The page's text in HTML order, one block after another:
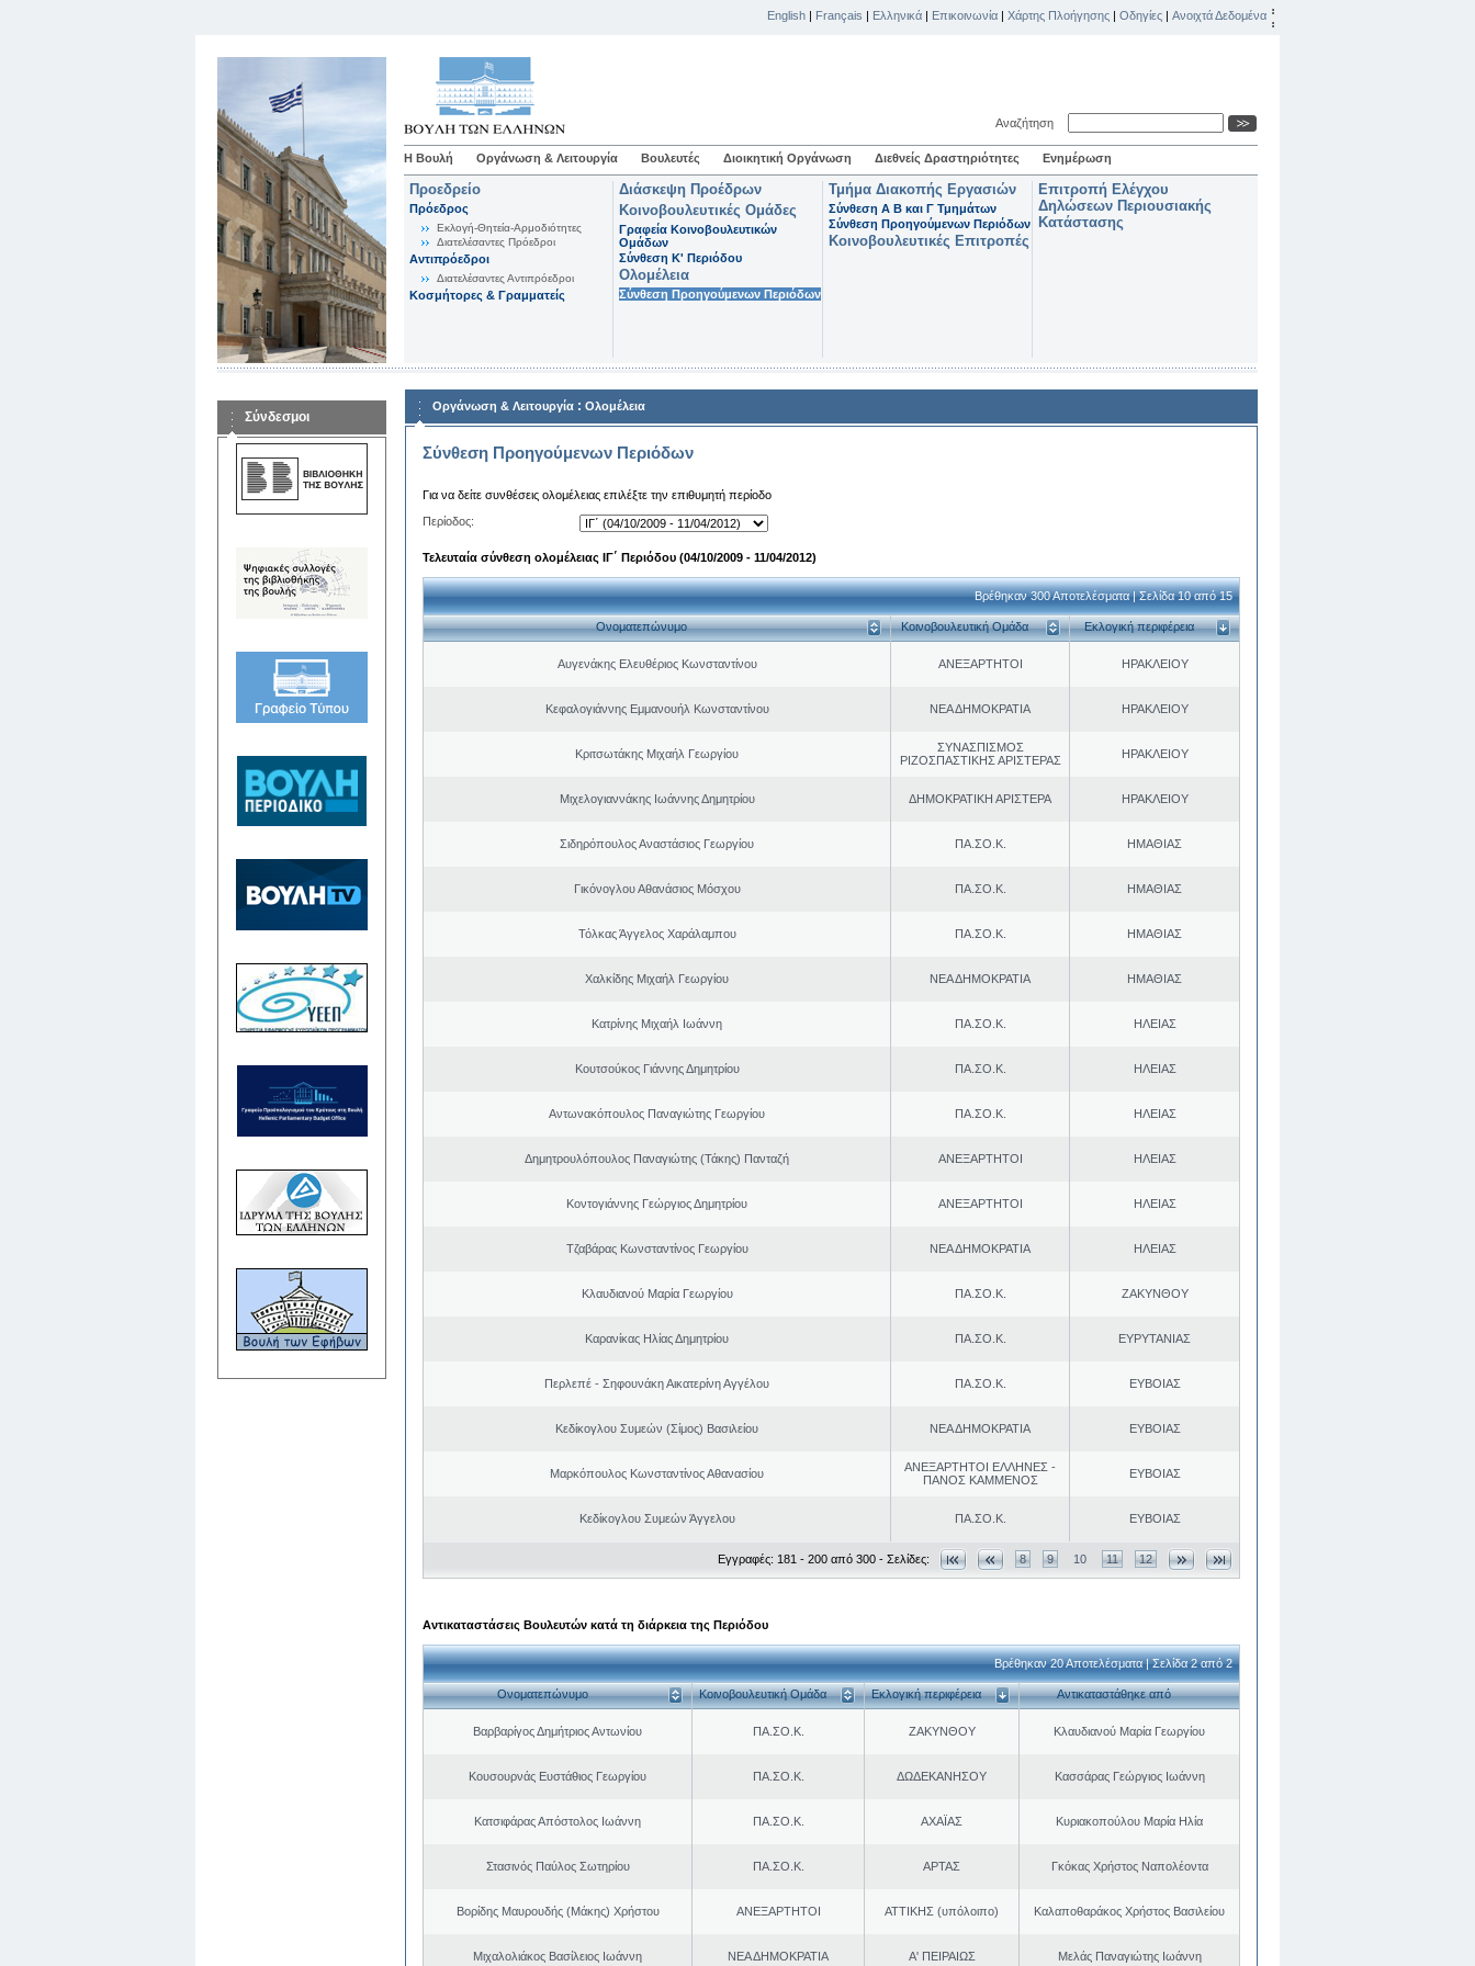
English | Français | Ελληνικά | Επικοινωνία | Χάρτης Πλοήγησης | Οδηγίες | Ανοιχτά Δεδομένα
Αναζήτηση
Η Βουλή Οργάνωση & Λειτουργία Βουλευτές Διοικητική Οργάνωση Διεθνείς Δραστηριότητες Ενημέρωση
Προεδρείο
Πρόεδρος
Εκλογή-Θητεία-Αρμοδιότητες
Διατελέσαντες Πρόεδροι
Αντιπρόεδροι
Διατελέσαντες Αντιπρόεδροι
Κοσμήτορες & Γραμματείς
Διάσκεψη Προέδρων
Κοινοβουλευτικές Ομάδες
Γραφεία Κοινοβουλευτικών
Ομάδων
Σύνθεση K' Περιόδου
Ολομέλεια
Σύνθεση Προηγούμενων Περιόδων
Τμήμα Διακοπής Εργασιών
Σύνθεση Α Β και Γ Τμημάτων
Σύνθεση Προηγούμενων Περιόδων
Κοινοβουλευτικές Επιτροπές
Επιτροπή Ελέγχου
Δηλώσεων Περιουσιακής
Κατάστασης
Σύνδεσμοι
Οργάνωση & Λειτουργία : Ολομέλεια
Σύνθεση Προηγούμενων Περιόδων
Για να δείτε συνθέσεις ολομέλειας επιλέξτε την επιθυμητή περίοδο
Περίοδος:
Τελευταία σύνθεση ολομέλειας ΙΓ΄ Περιόδου (04/10/2009 - 11/04/2012)
Βρέθηκαν 300 Αποτελέσματα | Σελίδα 10 από 15
Ονοματεπώνυμο Κοινοβουλευτική Ομάδα Εκλογική περιφέρεια
Αυγενάκης Ελευθέριος Κωνσταντίνου ΑΝΕΞΑΡΤΗΤΟΙ ΗΡΑΚΛΕΙΟΥ
Κεφαλογιάννης Εμμανουήλ Κωνσταντίνου ΝΕΑ ΔΗΜΟΚΡΑΤΙΑ ΗΡΑΚΛΕΙΟΥ
Κριτσωτάκης Μιχαήλ Γεωργίου
ΣΥΝΑΣΠΙΣΜΟΣ
ΡΙΖΟΣΠΑΣΤΙΚΗΣ ΑΡΙΣΤΕΡΑΣ
ΗΡΑΚΛΕΙΟΥ
Μιχελογιαννάκης Ιωάννης Δημητρίου ΔΗΜΟΚΡΑΤΙΚΗ ΑΡΙΣΤΕΡΑ ΗΡΑΚΛΕΙΟΥ
Σιδηρόπουλος Αναστάσιος Γεωργίου ΠΑ.ΣΟ.Κ. ΗΜΑΘΙΑΣ
Γικόνογλου Αθανάσιος Μόσχου ΠΑ.ΣΟ.Κ. ΗΜΑΘΙΑΣ
Τόλκας Άγγελος Χαράλαμπου ΠΑ.ΣΟ.Κ. ΗΜΑΘΙΑΣ
Χαλκίδης Μιχαήλ Γεωργίου ΝΕΑ ΔΗΜΟΚΡΑΤΙΑ ΗΜΑΘΙΑΣ
Κατρίνης Μιχαήλ Ιωάννη ΠΑ.ΣΟ.Κ. ΗΛΕΙΑΣ
Κουτσούκος Γιάννης Δημητρίου ΠΑ.ΣΟ.Κ. ΗΛΕΙΑΣ
Αντωνακόπουλος Παναγιώτης Γεωργίου ΠΑ.ΣΟ.Κ. ΗΛΕΙΑΣ
Δημητρουλόπουλος Παναγιώτης (Τάκης) Πανταζή ΑΝΕΞΑΡΤΗΤΟΙ ΗΛΕΙΑΣ
Κοντογιάννης Γεώργιος Δημητρίου ΑΝΕΞΑΡΤΗΤΟΙ ΗΛΕΙΑΣ
Τζαβάρας Κωνσταντίνος Γεωργίου ΝΕΑ ΔΗΜΟΚΡΑΤΙΑ ΗΛΕΙΑΣ
Κλαυδιανού Μαρία Γεωργίου ΠΑ.ΣΟ.Κ. ΖΑΚΥΝΘΟΥ
Καρανίκας Ηλίας Δημητρίου ΠΑ.ΣΟ.Κ. ΕΥΡΥΤΑΝΙΑΣ
Περλεπέ - Σηφουνάκη Αικατερίνη Αγγέλου ΠΑ.ΣΟ.Κ. ΕΥΒΟΙΑΣ
Κεδίκογλου Συμεών (Σίμος) Βασιλείου ΝΕΑ ΔΗΜΟΚΡΑΤΙΑ ΕΥΒΟΙΑΣ
Μαρκόπουλος Κωνσταντίνος Αθανασίου
ΑΝΕΞΑΡΤΗΤΟΙ ΕΛΛΗΝΕΣ -
ΠΑΝΟΣ ΚΑΜΜΕΝΟΣ
ΕΥΒΟΙΑΣ
Κεδίκογλου Συμεών Άγγελου ΠΑ.ΣΟ.Κ. ΕΥΒΟΙΑΣ
Εγγραφές: 181 - 200 από 300 - Σελίδες: 8 9 10 11 12
Αντικαταστάσεις Βουλευτών κατά τη διάρκεια της Περιόδου
Βρέθηκαν 20 Αποτελέσματα | Σελίδα 2 από 2
Ονοματεπώνυμο Κοινοβουλευτική Ομάδα Εκλογική περιφέρεια Αντικαταστάθηκε από
Βαρβαρίγος Δημήτριος Αντωνίου ΠΑ.ΣΟ.Κ. ΖΑΚΥΝΘΟΥ Κλαυδιανού Μαρία Γεωργίου
Κουσουρνάς Ευστάθιος Γεωργίου ΠΑ.ΣΟ.Κ. ΔΩΔΕΚΑΝΗΣΟΥ Κασσάρας Γεώργιος Ιωάννη
Κατσιφάρας Απόστολος Ιωάννη ΠΑ.ΣΟ.Κ. ΑΧΑΪΑΣ Κυριακοπούλου Μαρία Ηλία
Στασινός Παύλος Σωτηρίου ΠΑ.ΣΟ.Κ. ΑΡΤΑΣ Γκόκας Χρήστος Ναπολέοντα
Βορίδης Μαυρουδής (Μάκης) Χρήστου ΑΝΕΞΑΡΤΗΤΟΙ ΑΤΤΙΚΗΣ (υπόλοιπο) Καλαποθαράκος Χρήστος Βασιλείου
Μιχαλολιάκος Βασίλειος Ιωάννη ΝΕΑ ΔΗΜΟΚΡΑΤΙΑ Α' ΠΕΙΡΑΙΩΣ Μελάς Παναγιώτης Ιωάννη